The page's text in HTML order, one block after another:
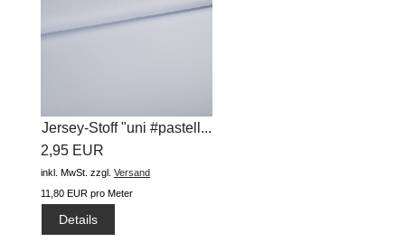
Jersey-Stoff "uni #pastell...
2,95 EUR
inkl. MwSt. zzgl. Versand
11,80 EUR pro Meter
Details